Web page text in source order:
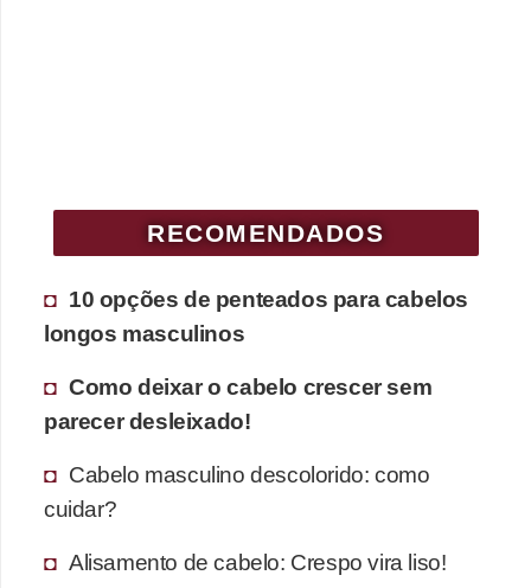
RECOMENDADOS
10 opções de penteados para cabelos
longos masculinos
Como deixar o cabelo crescer sem
parecer desleixado!
Cabelo masculino descolorido: como
cuidar?
Alisamento de cabelo: Crespo vira liso!